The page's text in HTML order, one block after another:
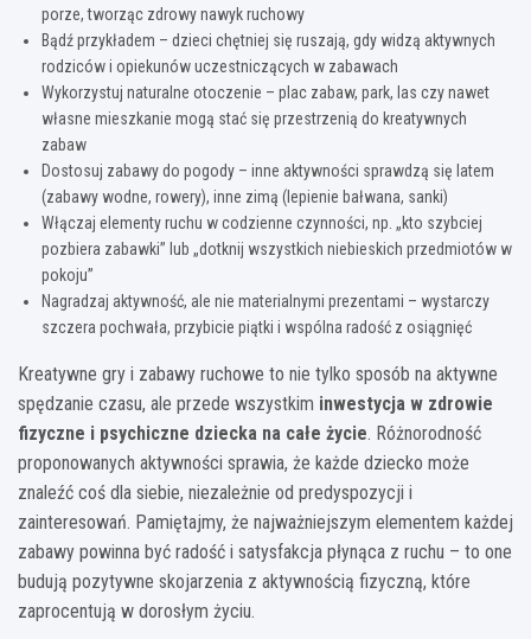
porze, tworząc zdrowy nawyk ruchowy
Bądź przykładem – dzieci chętniej się ruszają, gdy widzą aktywnych
rodziców i opiekunów uczestniczących w zabawach
Wykorzystuj naturalne otoczenie – plac zabaw, park, las czy nawet
własne mieszkanie mogą stać się przestrzenią do kreatywnych
zabaw
Dostosuj zabawy do pogody – inne aktywności sprawdzą się latem
(zabawy wodne, rowery), inne zimą (lepienie bałwana, sanki)
Włączaj elementy ruchu w codzienne czynności, np. „kto szybciej
pozbiera zabawki” lub „dotknij wszystkich niebieskich przedmiotów w
pokoju”
Nagradzaj aktywność, ale nie materialnymi prezentami – wystarczy
szczera pochwała, przybicie piątki i wspólna radość z osiągnięć
Kreatywne gry i zabawy ruchowe to nie tylko sposób na aktywne
spędzanie czasu, ale przede wszystkim inwestycja w zdrowie
fizyczne i psychiczne dziecka na całe życie. Różnorodność
proponowanych aktywności sprawia, że każde dziecko może
znaleźć coś dla siebie, niezależnie od predyspozycji i
zainteresowań. Pamiętajmy, że najważniejszym elementem każdej
zabawy powinna być radość i satysfakcja płynąca z ruchu – to one
budują pozytywne skojarzenia z aktywnością fizyczną, które
zaprocentują w dorosłym życiu.